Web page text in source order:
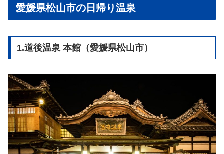
愛媛県松山市の日帰り温泉
1.道後温泉 本館（愛媛県松山市）